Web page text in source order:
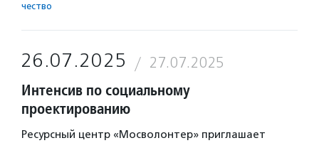
чест­во
26.07.2025 27.07.2025
Интенсив по социальному
проектированию
Ресурсный центр «Мосволонтер» приглашает